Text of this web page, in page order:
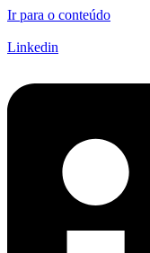
Ir para o conteúdo
Linkedin